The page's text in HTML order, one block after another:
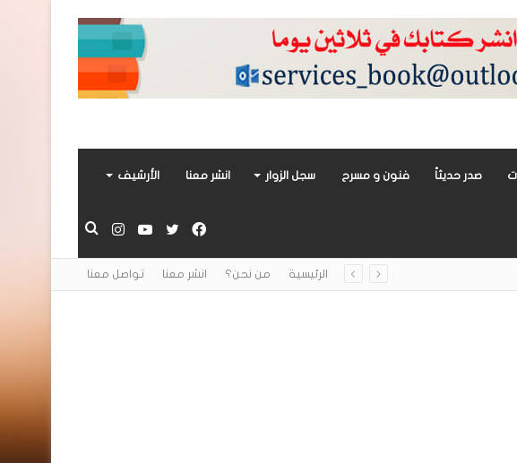
صدر حديثاً فنون و مسرح سجل الزوار انشر معنا الأرشيف
بحث
انستقراميوتيوبتويتر
فيسبوك
الرئيسية من نحن؟ انشر معنا تواصل معنا